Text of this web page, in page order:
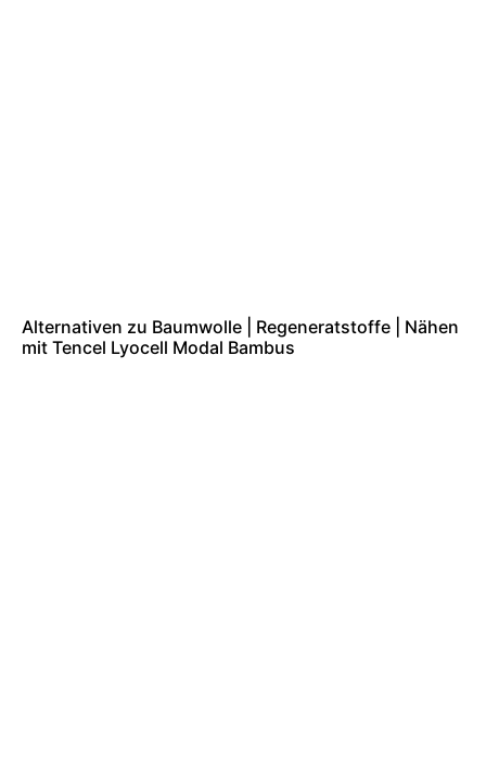
Alternativen zu Baumwolle | Regeneratstoffe | Nähen
mit Tencel Lyocell Modal Bambus